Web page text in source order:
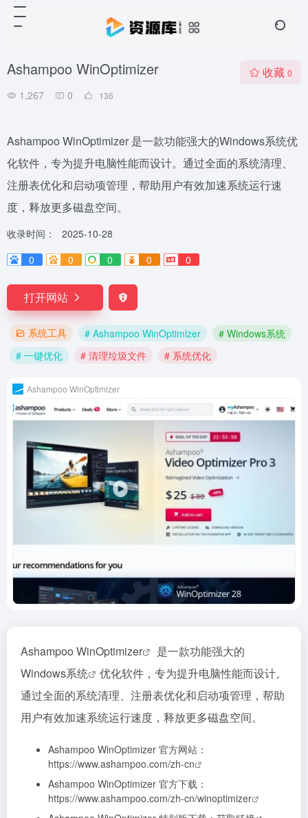
Ashampoo WinOptimizer
1,267 0 136
收藏 0
Ashampoo WinOptimizer 是一款功能强大的Windows系统优
化软件，专为提升电脑性能而设计。通过全面的系统清理、
注册表优化和启动项管理，帮助用户有效加速系统运行速
度，释放更多磁盘空间。
收录时间：
2025-10-28
0
0 0 0 0
打开网站
系统工具 # Ashampoo WinOptimizer
# Windows系统
# 一键优化
# 清理垃圾文件 # 系统优化
Ashampoo WinOptimizer
Ashampoo WinOptimizer
是一款功能强大的
Windows系统
优化软件，专为提升电脑性能而设计。
通过全面的系统清理、注册表优化和启动项管理，帮助
用户有效加速系统运行速度，释放更多磁盘空间。
Ashampoo WinOptimizer 官方网站：
https://www.ashampoo.com/zh-cn
Ashampoo WinOptimizer 官方下载：
https://www.ashampoo.com/zh-cn/winoptimizer